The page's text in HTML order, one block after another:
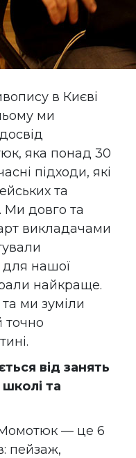
в Києві
ми
яка понад 30
підходи, які
та
Ми довго та
викладачами
для нашої
найкраще.
ми зуміли
точно
від занять
та
— це 6
пейзаж,